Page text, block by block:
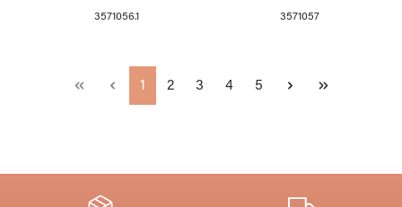
3571056.1 3571057
Seite
1 Seite
2 Seite
3 Seite
4 Seite
5